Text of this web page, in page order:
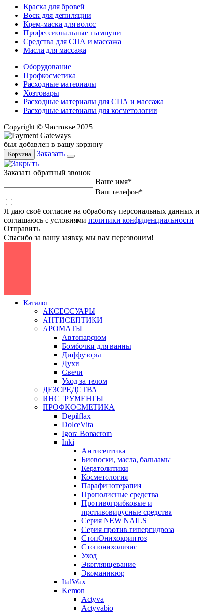
Краска для бровей
Воск для депиляции
Крем-маска для волос
Профессиональные шампуни
Средства для СПА и массажа
Масла для массажа
Оборудование
Профкосметика
Расходные материалы
Хозтовары
Расходные материалы для СПА и массажа
Расходные материалы для косметологии
Copyright © Чистовье 2025
был добавлен в вашу корзину
Корзина Заказать
Заказать обратный звонок
Ваше имя*
Ваш телефон*
Я даю своё согласие на обработку персональных данных и
соглашаюсь с условиями политики конфиденциальности
Отправить
Спасибо за вашу заявку, мы вам перезвоним!
Каталог
АКСЕССУАРЫ
АНТИСЕПТИКИ
АРОМАТЫ
Автопарфюм
Бомбочки для ванны
Диффузоры
Духи
Свечи
Уход за телом
ДЕЗСРЕДСТВА
ИНСТРУМЕНТЫ
ПРОФКОСМЕТИКА
Depilflax
DolceVita
Igora Bonacrom
Inki
Антисептика
Биовоски, масла, бальзамы
Кератолитики
Косметология
Парафинотерапия
Прополисные средства
Противогрибковые и
противовирусные средства
Серия NEW NAILS
Серия против гипергидроза
СтопОнихокриптоз
Стопонихолизис
Уход
Экоглянцевание
Экоманикюр
ItalWax
Kemon
Actyva
Actyvabio